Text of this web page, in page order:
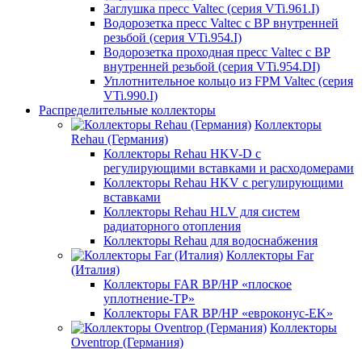
Заглушка пресс Valtec (серия VTi.961.I)
Водорозетка пресс Valtec с ВР внутренней
резьбой (серия VTi.954.I)
Водорозетка проходная пресс Valtec с ВР
внутренней резьбой (серия VTi.954.DI)
Уплотнительное кольцо из FPM Valtec (серия
VTi.990.I)
Распределительные коллекторы
Коллекторы
Rehau (Германия)
Коллекторы Rehau HKV-D с
регулирующими вставками и расходомерами
Коллекторы Rehau HKV с регулирующими
вставками
Коллекторы Rehau HLV для систем
радиаторного отопления
Коллекторы Rehau для водоснабжения
Коллекторы Far
(Италия)
Коллекторы FAR ВР/НР «плоское
уплотнение-TP»
Коллекторы FAR ВР/НР «евроконус-EK»
Коллекторы
Oventrop (Германия)